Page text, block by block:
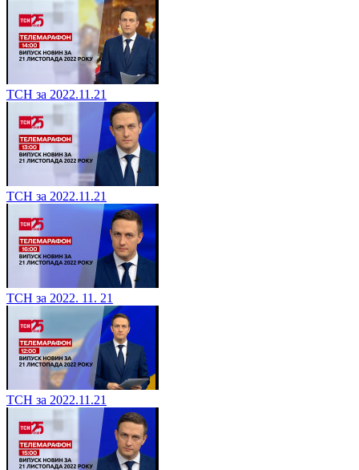
ТСН за 2022.11.21
ТСН за 2022.11.21
ТСН за 2022. 11. 21
ТСН за 2022.11.21